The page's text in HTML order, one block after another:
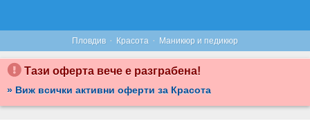
Пловдив · Красота · Маникюр и педикюр
Тази оферта вече е разграбена!
» Виж всички активни оферти за Красота